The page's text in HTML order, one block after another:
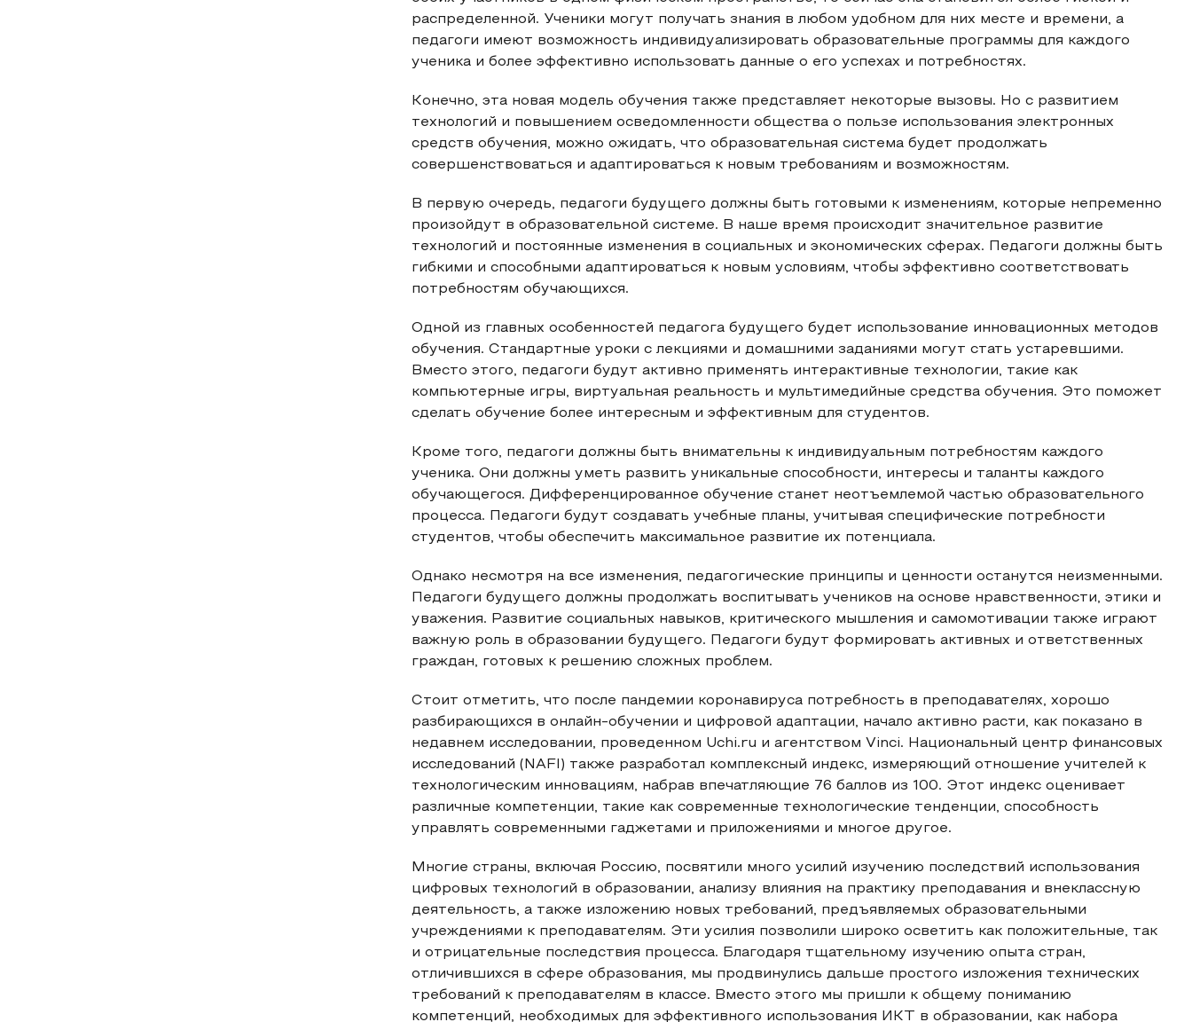
распределенной. Ученики могут получать знания в любом удобном для них месте и времени, а
педагоги имеют возможность индивидуализировать образовательные программы для каждого
ученика и более эффективно использовать данные о его успехах и потребностях.
Конечно, эта новая модель обучения также представляет некоторые вызовы. Но с развитием
технологий и повышением осведомленности общества о пользе использования электронных
средств обучения, можно ожидать, что образовательная система будет продолжать
совершенствоваться и адаптироваться к новым требованиям и возможностям.
В первую очередь, педагоги будущего должны быть готовыми к изменениям, которые непременно
произойдут в образовательной системе. В наше время происходит значительное развитие
технологий и постоянные изменения в социальных и экономических сферах. Педагоги должны быть
гибкими и способными адаптироваться к новым условиям, чтобы эффективно соответствовать
потребностям обучающихся.
Одной из главных особенностей педагога будущего будет использование инновационных методов
обучения. Стандартные уроки с лекциями и домашними заданиями могут стать устаревшими.
Вместо этого, педагоги будут активно применять интерактивные технологии, такие как
компьютерные игры, виртуальная реальность и мультимедийные средства обучения. Это поможет
сделать обучение более интересным и эффективным для студентов.
Кроме того, педагоги должны быть внимательны к индивидуальным потребностям каждого
ученика. Они должны уметь развить уникальные способности, интересы и таланты каждого
обучающегося. Дифференцированное обучение станет неотъемлемой частью образовательного
процесса. Педагоги будут создавать учебные планы, учитывая специфические потребности
студентов, чтобы обеспечить максимальное развитие их потенциала.
Однако несмотря на все изменения, педагогические принципы и ценности останутся неизменными.
Педагоги будущего должны продолжать воспитывать учеников на основе нравственности, этики и
уважения. Развитие социальных навыков, критического мышления и самомотивации также играют
важную роль в образовании будущего. Педагоги будут формировать активных и ответственных
граждан, готовых к решению сложных проблем.
Стоит отметить, что после пандемии коронавируса потребность в преподавателях, хорошо
разбирающихся в онлайн-обучении и цифровой адаптации, начало активно расти, как показано в
недавнем исследовании, проведенном Uchi.ru и агентством Vinci. Национальный центр финансовых
исследований (NAFI) также разработал комплексный индекс, измеряющий отношение учителей к
технологическим инновациям, набрав впечатляющие 76 баллов из 100. Этот индекс оценивает
различные компетенции, такие как современные технологические тенденции, способность
управлять современными гаджетами и приложениями и многое другое.
Многие страны, включая Россию, посвятили много усилий изучению последствий использования
цифровых технологий в образовании, анализу влияния на практику преподавания и внеклассную
деятельность, а также изложению новых требований, предъявляемых образовательными
учреждениями к преподавателям. Эти усилия позволили широко осветить как положительные, так
и отрицательные последствия процесса. Благодаря тщательному изучению опыта стран,
отличившихся в сфере образования, мы продвинулись дальше простого изложения технических
требований к преподавателям в классе. Вместо этого мы пришли к общему пониманию
компетенций, необходимых для эффективного использования ИКТ в образовании, как набора